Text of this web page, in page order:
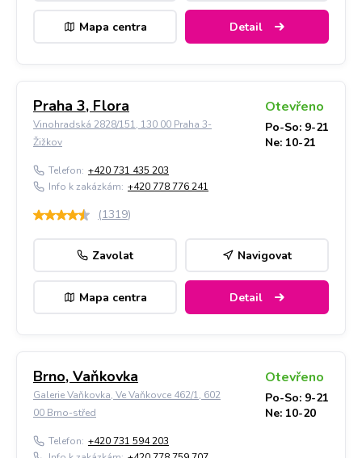
Mapa centra Detail
Praha 3, Flora
Vinohradská 2828/151, 130 00 Praha 3-
Žižkov
Otevřeno
Po-So: 9-21
Ne: 10-21
Telefon: +420 731 435 203
Info k zakázkám: +420 778 776 241
(1319)
Zavolat Navigovat
Mapa centra Detail
Brno, Vaňkovka
Galerie Vaňkovka, Ve Vaňkovce 462/1, 602
00 Brno-střed
Otevřeno
Po-So: 9-21
Ne: 10-20
Telefon: +420 731 594 203